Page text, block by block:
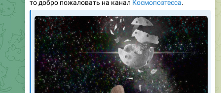
то добро пожаловать на канал Космопоэтесса.